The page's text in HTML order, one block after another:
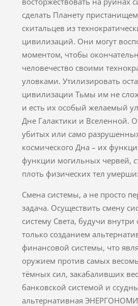
сделать Планету
скитальцев из
цивилизаций. Они могут
моментом, чтобы
человечество своими
уловками. Утилизировать
цивилизации Тьмы им не
и есть их особый желаемый
Дне Галактики и Вселенной.
убитых или само
космического Дна – их
функции могильных червей,
плоть физических тел
Смена системы, а не просто
задача. Осуществить смену
систему Света, будучи
только созданием
финансовой системы, что
оружием против самых
тёмных сил, закабаливших
банковской системой и
альтернативная